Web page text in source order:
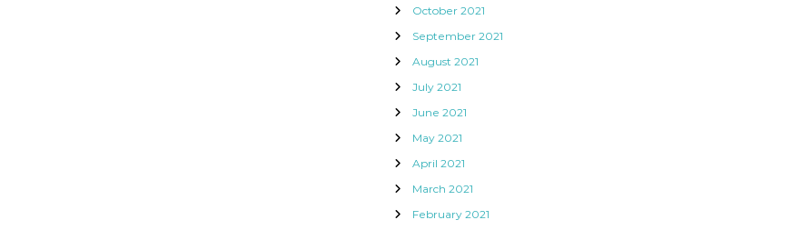
October 2021
September 2021
August 2021
July 2021
June 2021
May 2021
April 2021
March 2021
February 2021